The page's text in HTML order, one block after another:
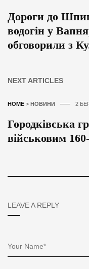
Дороги до
водогін у
обговорили з
NEXT ARTICLES
HOME > НОВИНИ 2
Городківська
військовим
LEAVE A REPLY